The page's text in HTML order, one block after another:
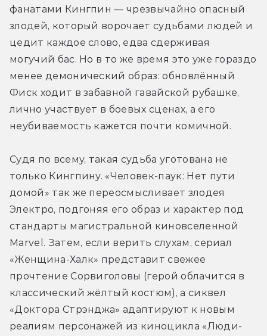
фанатами Кингпин — чрезвычайно опасный
злодей, который ворочает судьбами людей и
цедит каждое слово, едва сдерживая
могучий бас. Но в то же время это уже гораздо
менее демонический образ: обновлённый
Фиск ходит в забавной гавайской рубашке,
лично участвует в боевых сценах, а его
неубиваемость кажется почти комичной.
Судя по всему, такая судьба уготована не
только Кингпину. «Человек-паук: Нет пути
домой» так же переосмысливает злодея
Электро, подгоняя его образ и характер под
стандарты магистральной киновселенной
Marvel. Затем, если верить слухам, сериал
«Женщина-Халк» представит свежее
прочтение Сорвиголовы (герой облачится в
классический жёлтый костюм), а сиквел
«Доктора Стрэнджа» адаптируют к новым
реалиям персонажей из киноцикла «Люди-